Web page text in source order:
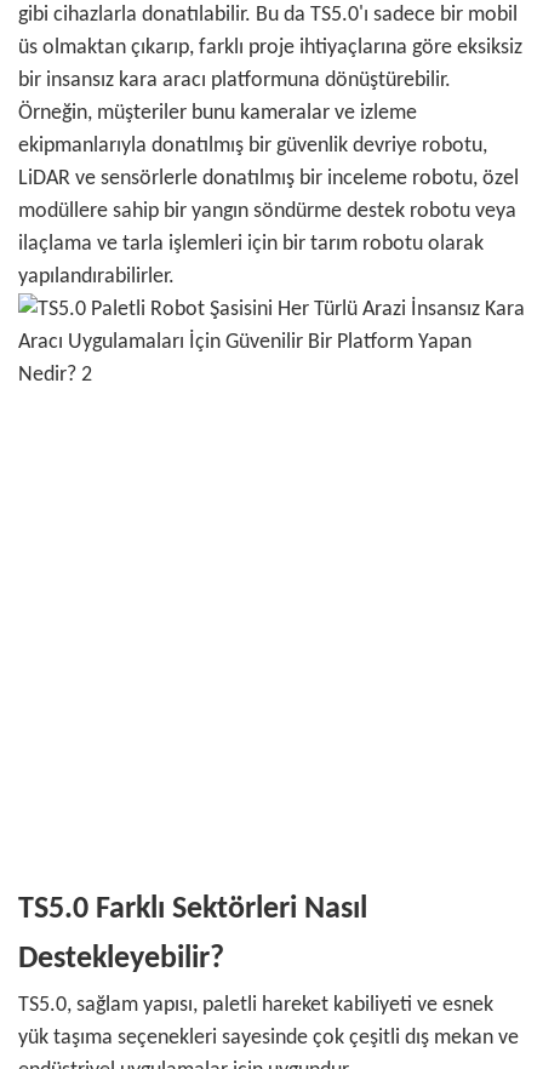
gibi cihazlarla donatılabilir. Bu da TS5.0'ı sadece bir mobil
üs olmaktan çıkarıp, farklı proje ihtiyaçlarına göre eksiksiz
bir insansız kara aracı platformuna dönüştürebilir.
Örneğin, müşteriler bunu kameralar ve izleme
ekipmanlarıyla donatılmış bir güvenlik devriye robotu,
LiDAR ve sensörlerle donatılmış bir inceleme robotu, özel
modüllere sahip bir yangın söndürme destek robotu veya
ilaçlama ve tarla işlemleri için bir tarım robotu olarak
yapılandırabilirler.
TS5.0 Farklı Sektörleri Nasıl
Destekleyebilir?
TS5.0, sağlam yapısı, paletli hareket kabiliyeti ve esnek
yük taşıma seçenekleri sayesinde çok çeşitli dış mekan ve